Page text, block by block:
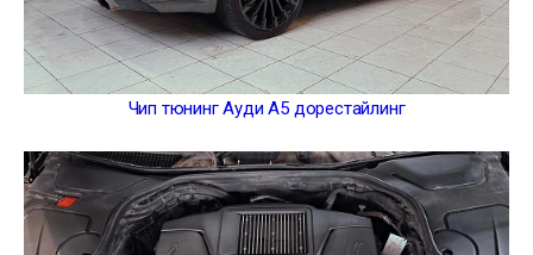
Чип тюнинг Ауди А5 дорестайлинг